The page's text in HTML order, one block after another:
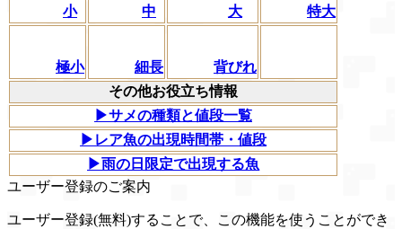
小 中 大 特大
極小 細長
背びれ
その他お役立ち情報
▶サメの種類と値段一覧
▶レア魚の出現時間帯・値段
▶雨の日限定で出現する魚
ユーザー登録のご案内
ユーザー登録(無料)することで、この機能を使うことができ